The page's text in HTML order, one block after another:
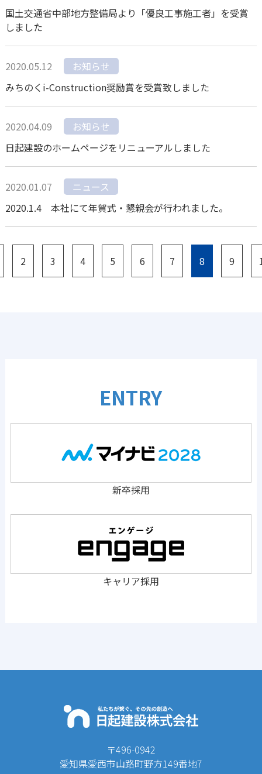
国土交通省中部地方整備局より「優良工事施工者」を受賞
しました
2020.05.12
お知らせ
みちのくi-Construction奨励賞を受賞致しました
2020.04.09
お知らせ
日起建設のホームページをリニューアルしました
2020.01.07
ニュース
2020.1.4 本社にて年賀式・懇親会が行われました。
2 3 4 5 6 7 8 9
ENTRY
新卒採用
キャリア採用
〒496-0942
愛知県愛西市山路町野方149番地7